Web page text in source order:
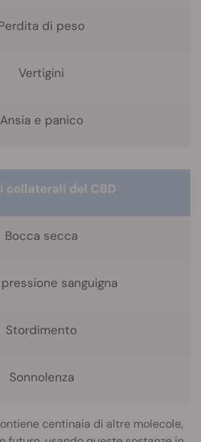
di peso
Vertigini
Ansia e panico
collaterali del CBD
Bocca secca
pressione sanguigna
Stordimento
Sonnolenza
centinaia di altre molecole,